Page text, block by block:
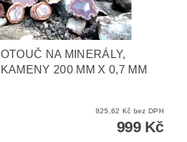
NA MINERÁLY,
200 MM X 0,7 MM
825,62 Kč bez DPH
999 Kč